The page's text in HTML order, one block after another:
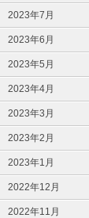
2023年7月
2023年6月
2023年5月
2023年4月
2023年3月
2023年2月
2023年1月
2022年12月
2022年11月